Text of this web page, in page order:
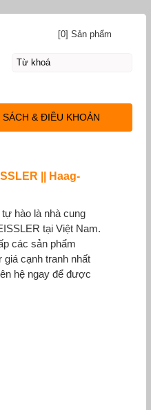
|| Haag-
hào là nhà cung
tại Việt Nam.
các sản phẩm
giá cạnh tranh nhất
hệ ngay để được
[0] Sản phẩm
SÁCH & ĐIỀU KHOẢN